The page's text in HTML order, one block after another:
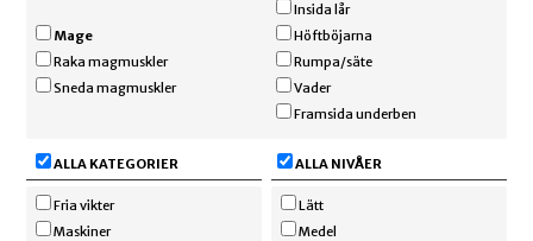
Mage
Raka magmuskler
Sneda magmuskler
Insida lår
Höftböjarna
Rumpa/säte
Vader
Framsida underben
ALLA KATEGORIER
Fria vikter
Maskiner
ALLA NIVÅER
Lätt
Medel